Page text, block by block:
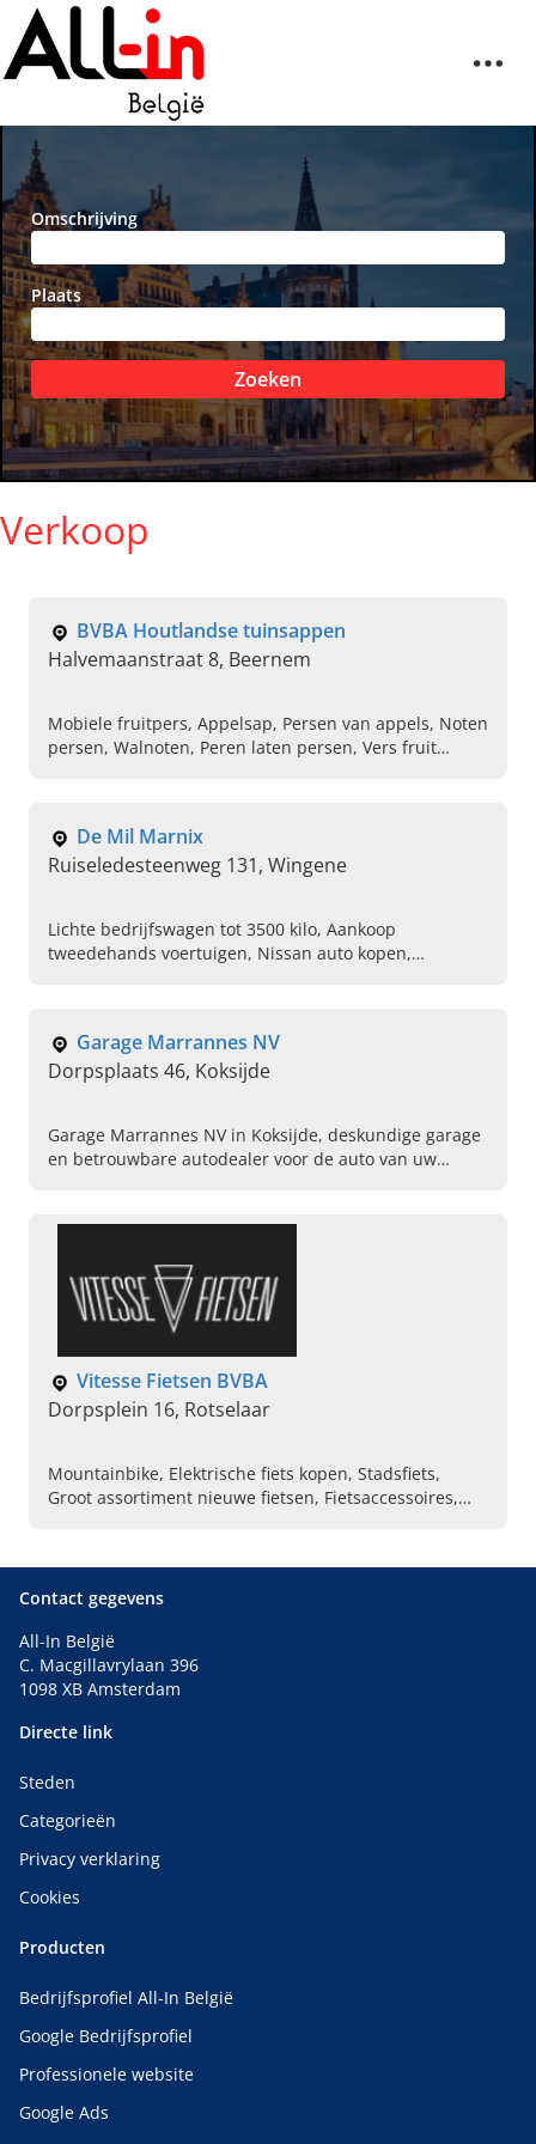
Omschrijving
Plaats
Zoeken
Verkoop
BVBA Houtlandse tuinsappen
Halvemaanstraat 8, Beernem
Mobiele fruitpers, Appelsap, Persen van appels, Noten
persen, Walnoten, Peren laten persen, Vers fruit
De Mil Marnix
Ruiseledesteenweg 131, Wingene
Lichte bedrijfswagen tot 3500 kilo, Aankoop
tweedehands voertuigen, Nissan auto kopen,
Garage Marrannes NV
Dorpsplaats 46, Koksijde
Garage Marrannes NV in Koksijde, deskundige garage
en betrouwbare autodealer voor de auto van uw
Vitesse Fietsen BVBA
Dorpsplein 16, Rotselaar
Mountainbike, Elektrische fiets kopen, Stadsfiets,
Groot assortiment nieuwe fietsen, Fietsaccessoires,
Contact gegevens
All-In België
C. Macgillavrylaan 396
1098 XB Amsterdam
Directe link
Steden
Categorieën
Privacy verklaring
Cookies
Producten
Bedrijfsprofiel All-In België
Google Bedrijfsprofiel
Professionele website
Google Ads